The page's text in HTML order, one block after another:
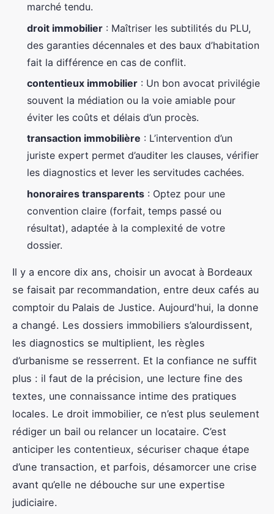
marché tendu.
droit immobilier : Maîtriser les subtilités du PLU,
des garanties décennales et des baux d’habitation
fait la différence en cas de conflit.
contentieux immobilier : Un bon avocat privilégie
souvent la médiation ou la voie amiable pour
éviter les coûts et délais d’un procès.
transaction immobilière : L’intervention d’un
juriste expert permet d’auditer les clauses, vérifier
les diagnostics et lever les servitudes cachées.
honoraires transparents : Optez pour une
convention claire (forfait, temps passé ou
résultat), adaptée à la complexité de votre
dossier.
Il y a encore dix ans, choisir un avocat à Bordeaux
se faisait par recommandation, entre deux cafés au
comptoir du Palais de Justice. Aujourd'hui, la donne
a changé. Les dossiers immobiliers s’alourdissent,
les diagnostics se multiplient, les règles
d’urbanisme se resserrent. Et la confiance ne suffit
plus : il faut de la précision, une lecture fine des
textes, une connaissance intime des pratiques
locales. Le droit immobilier, ce n’est plus seulement
rédiger un bail ou relancer un locataire. C’est
anticiper les contentieux, sécuriser chaque étape
d’une transaction, et parfois, désamorcer une crise
avant qu’elle ne débouche sur une expertise
judiciaire.